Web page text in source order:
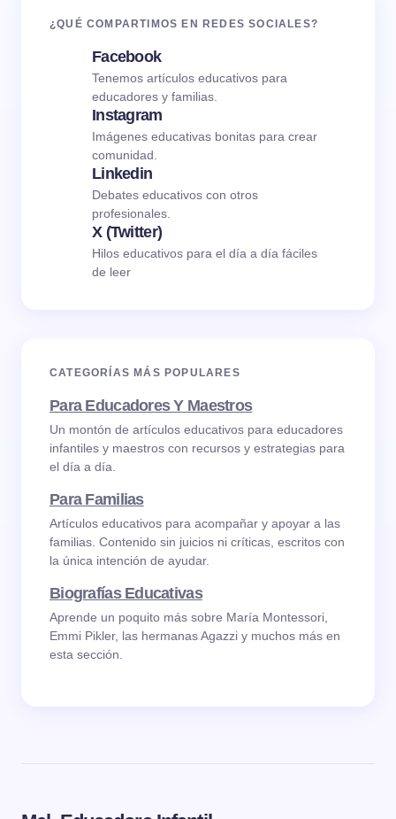
¿QUÉ COMPARTIMOS EN REDES SOCIALES?
Facebook
Tenemos artículos educativos para
educadores y familias.
Instagram
Imágenes educativas bonitas para crear
comunidad.
Linkedin
Debates educativos con otros
profesionales.
X (Twitter)
Hilos educativos para el día a día fáciles
de leer
CATEGORÍAS MÁS POPULARES
Para Educadores Y Maestros
Un montón de artículos educativos para educadores
infantiles y maestros con recursos y estrategias para
el día a día.
Para Familias
Artículos educativos para acompañar y apoyar a las
familias. Contenido sin juicios ni críticas, escritos con
la única intención de ayudar.
Biografías Educativas
Aprende un poquito más sobre María Montessori,
Emmi Pikler, las hermanas Agazzi y muchos más en
esta sección.